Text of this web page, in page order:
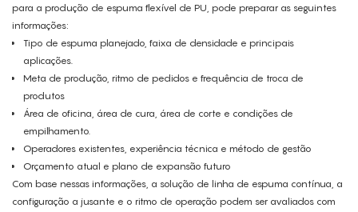
para a produção de espuma flexível de PU, pode preparar as seguintes
informações:
Tipo de espuma planejado, faixa de densidade e principais
aplicações.
Meta de produção, ritmo de pedidos e frequência de troca de
produtos
Área de oficina, área de cura, área de corte e condições de
empilhamento.
Operadores existentes, experiência técnica e método de gestão
Orçamento atual e plano de expansão futuro
Com base nessas informações, a solução de linha de espuma contínua, a
configuração a jusante e o ritmo de operação podem ser avaliados com